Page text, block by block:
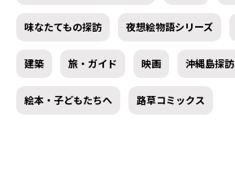
味なたてもの探訪 夜想絵物語シリーズ
建築 旅・ガイド 映画 沖縄島探訪
絵本・子どもたちへ 路草コミックス